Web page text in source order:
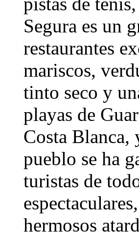
Segura es un
restaurantes
mariscos,
tinto seco y
playas de
Costa Blanca,
pueblo se ha
turistas de
hermosos